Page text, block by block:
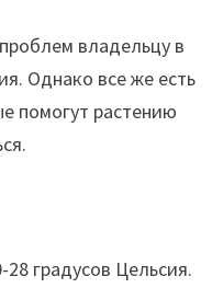
владельцу в
Однако все же есть
помогут растению
градусов Цельсия.